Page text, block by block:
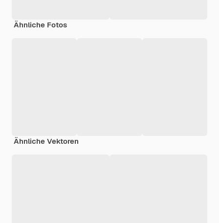
Ähnliche Fotos
Ähnliche Vektoren